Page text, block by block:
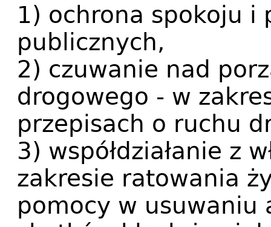
1) ochrona spokoju i
publicznych,
2) czuwanie nad
drogowego - w
przepisach o ruchu
3) współdziałanie z
zakresie ratowania
pomocy w usuwaniu